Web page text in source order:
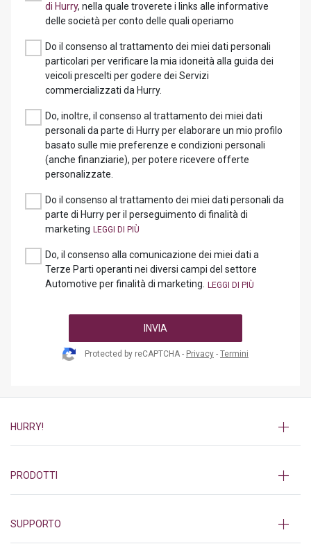
di Hurry, nella quale troverete i links alle informative
delle società per conto delle quali operiamo
Do il consenso al trattamento dei miei dati personali
particolari per verificare la mia idoneità alla guida dei
veicoli prescelti per godere dei Servizi
commercializzati da Hurry.
Do, inoltre, il consenso al trattamento dei miei dati
personali da parte di Hurry per elaborare un mio profilo
basato sulle mie preferenze e condizioni personali
(anche finanziarie), per potere ricevere offerte
personalizzate.
Do il consenso al trattamento dei miei dati personali da
parte di Hurry per il perseguimento di finalità di
marketing
Do, il consenso alla comunicazione dei miei dati a
Terze Parti operanti nei diversi campi del settore
Automotive per finalità di marketing.
INVIA
Protected by reCAPTCHA - Privacy - Termini
HURRY!
PRODOTTI
SUPPORTO